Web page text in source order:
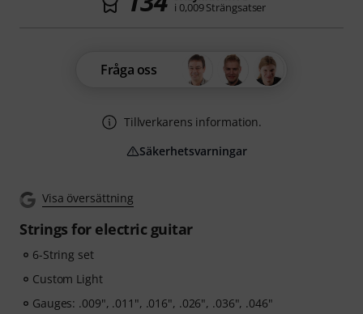
Visa översättning
Strings for electric guitar
6-String set
Custom Light
Gauges: .009", .011", .016", .026", .036", .046"
i 0,009 Strängsatser
Fråga oss
Tillverkarens information.
Säkerhetsvarningar